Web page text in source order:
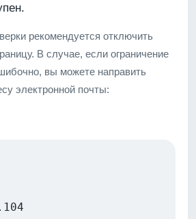
рекомендуется отключить
В случае, если ограничение
вы можете направить
электронной почты: